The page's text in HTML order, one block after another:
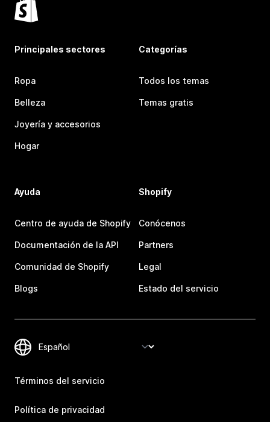
Principales sectores
Ropa
Belleza
Joyería y accesorios
Hogar
Categorías
Todos los temas
Temas gratis
Ayuda
Centro de ayuda de Shopify
Documentación de la API
Comunidad de Shopify
Blogs
Shopify
Conócenos
Partners
Legal
Estado del servicio
Términos del servicio
Política de privacidad